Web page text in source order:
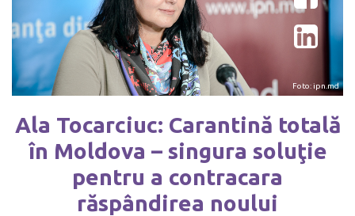
Foto: ipn.md
Ala Tocarciuc: Carantină totală
în Moldova – singura soluţie
pentru a contracara
răspândirea noului